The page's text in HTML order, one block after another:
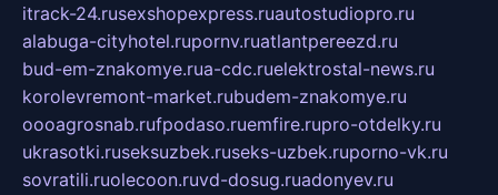
itrack-24.rusexshopexpress.ruautostudiopro.ru
alabuga-cityhotel.rupornv.ruatlantpereezd.ru
bud-em-znakomye.rua-cdc.ruelektrostal-news.ru
korolevremont-market.rubudem-znakomye.ru
oooagrosnab.rufpodaso.ruemfire.rupro-otdelky.ru
ukrasotki.ruseksuzbek.ruseks-uzbek.ruporno-vk.ru
sovratili.ruolecoon.ruvd-dosug.ruadonyev.ru